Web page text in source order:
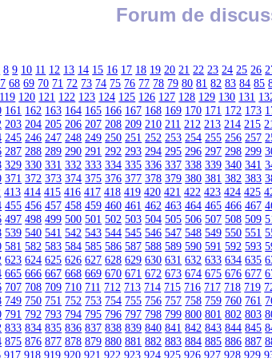
Forum de
8 9 10 11 12 13 14 15 16 17 18 19 20 21 22 23 24 25 26
68 69 70 71 72 73 74 75 76 77 78 79 80 81 82 83 84 85
119 120 121 122 123 124 125 126 127 128 129 130 131
161 162 163 164 165 166 167 168 169 170 171 172 173
203 204 205 206 207 208 209 210 211 212 213 214 215
245 246 247 248 249 250 251 252 253 254 255 256 257
287 288 289 290 291 292 293 294 295 296 297 298 299
329 330 331 332 333 334 335 336 337 338 339 340 341
371 372 373 374 375 376 377 378 379 380 381 382 383
413 414 415 416 417 418 419 420 421 422 423 424 425
455 456 457 458 459 460 461 462 463 464 465 466 467
497 498 499 500 501 502 503 504 505 506 507 508 509
539 540 541 542 543 544 545 546 547 548 549 550 551
581 582 583 584 585 586 587 588 589 590 591 592 593
623 624 625 626 627 628 629 630 631 632 633 634 635
665 666 667 668 669 670 671 672 673 674 675 676 677
707 708 709 710 711 712 713 714 715 716 717 718 719
749 750 751 752 753 754 755 756 757 758 759 760 761
791 792 793 794 795 796 797 798 799 800 801 802 803
833 834 835 836 837 838 839 840 841 842 843 844 845
875 876 877 878 879 880 881 882 883 884 885 886 887
917 918 919 920 921 922 923 924 925 926 927 928 929